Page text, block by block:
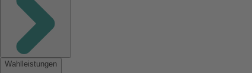
Wahlleistungen